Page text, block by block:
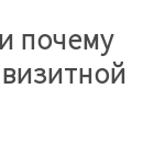
почему